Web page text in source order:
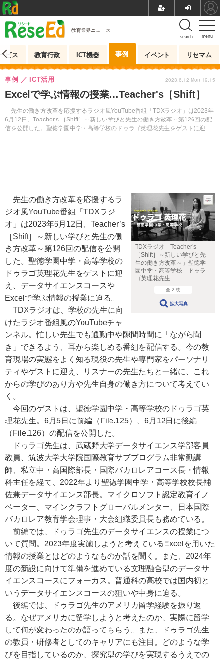
menu
search
教育業界ニュース
ビス 教育行政 ICT機器 事例 イベント リセマム
Excelで学ぶ情報の授業…Teacher's［Shift］
先生の働き方改革を応援するラジオ風YouTube番組「TDXラジオ」は2023年
6月12日、Teacher’s ［Shift］～新しい学びと先生の働き方改革～第126回の配
信を公開した。聖徳学園中学・高等学校のドゥラゴ英理花先生をゲストに迎
事例 ICT活用 2023.6.12 Mon 19:15
TDXラジオ「Teacher’s
［Shift］～新しい学びと先
生の働き方改革～」聖徳学
園中学・高等学校 ドゥラ
ゴ英理花先生
全 2 枚
拡大写真
先生の働き方改革を応援するラ
ジオ風YouTube番組「TDXラジ
オ」は2023年6月12日、Teacher’s
［Shift］～新しい学びと先生の働
き方改革～第126回の配信を公開
した。聖徳学園中学・高等学校の
ドゥラゴ英理花先生をゲストに迎
え、データサイエンスコースや
Excelで学ぶ情報の授業に迫る。
TDXラジオは、学校の先生に向
けたラジオ番組風のYouTubeチャ
ンネル。忙しい先生でも通勤中や隙間時間に「ながら聞
き」できるよう、耳から楽しめる番組を配信する。今の教
育現場の実態をよく知る現役の先生や専門家をパーソナリ
ティやゲストに迎え、リスナーの先生たちと一緒に、これ
からの学びのあり方や先生自身の働き方について考えてい
く。
今回のゲストは、聖徳学園中学・高等学校のドゥラゴ英
理花先生。6月5日に前編（File.125）、6月12日に後編
（File.126）の配信を公開した。
ドゥラゴ先生は、武蔵野大学データサイエンス学部客員
教員、筑波大学大学院国際教育サブプログラム非常勤講
師、私立中・高国際部⻑・国際バカロレアコース⻑・情報
科主任を経て、2022年より聖徳学園中学・高等学校校長補
佐兼データサイエンス部長。マイクロソフト認定教育イノ
ベーター、マインクラフトグローバルメンター、日本国際
バカロレア教育学会理事・大会組織委員⻑も務めている。
前編では、ドゥラゴ先生のデータサイエンスの授業につ
いて質問。2023年度実施しようと考えているExcelを用いた
情報の授業とはどのようなものか話を聞く。また、2024年
度の新設に向けて準備を進めている文理融合型のデータサ
イエンスコースにフォーカス。普通科の高校では国内初と
いうデータサイエンスコースの狙いや中身に迫る。
後編では、ドゥラゴ先生のアメリカ留学経験を振り返
る。なぜアメリカに留学しようと考えたのか、実際に留学
して何が変わったのか語ってもらう。また、ドゥラゴ先生
の教員・研修者としてのキャリアにも注目。どのような学
びを目指しているのか、探究型の学びを実現するうえでの